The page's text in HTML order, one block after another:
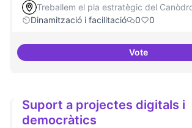
Treballem el pla estratègic del
Dinamització i facilitació
0 0
VoteSuport a
Suport a projectes digitals i
democràtics